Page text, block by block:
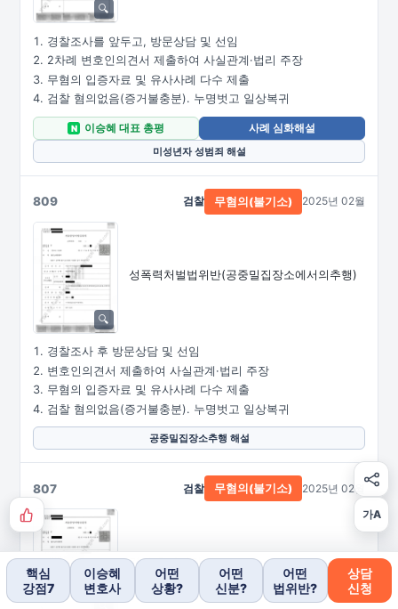
경찰조사를 앞두고, 방문상담 및 선임
2차례 변호인의견서 제출하여 사실관계·법리 주장
무혐의 입증자료 및 유사사례 다수 제출
검찰 혐의없음(증거불충분). 누명벗고 일상복귀
N 이승혜 대표 총평
사례 심화해설
미성년자 성범죄 해설
809
성폭력처벌법위반(공중밀집장소에서의추행)
검찰 무혐의(불기소) 2025년 02월
경찰조사 후 방문상담 및 선임
변호인의견서 제출하여 사실관계·법리 주장
무혐의 입증자료 및 유사사례 다수 제출
검찰 혐의없음(증거불충분). 누명벗고 일상복귀
공중밀집장소추행 해설
807
강간·유사강간
검찰 무혐의(불기소)
2025년 02월
가A
핵심
강점7
이승혜
변호사
어떤
상황?
어떤
신분?
어떤
법위반?
상담
신청